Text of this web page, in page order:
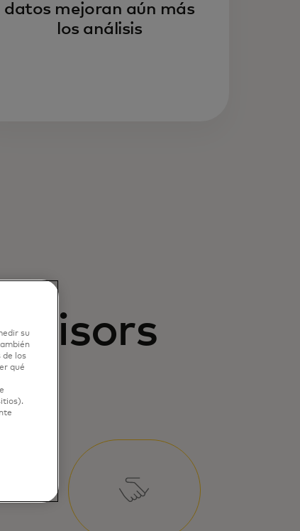
datos mejoran aún más
los análisis
su
de los
qué